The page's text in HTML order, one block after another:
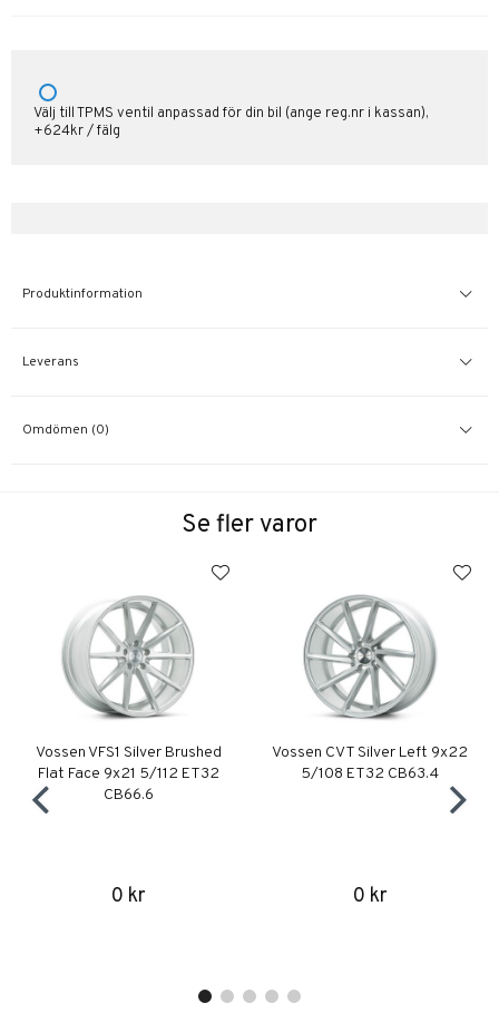
Välj till TPMS ventil anpassad för din bil (ange reg.nr i kassan),
+624kr / fälg
Produktinformation
Leverans
Omdömen (0)
Se fler varor
Vossen VFS1 Silver Brushed
Flat Face 9x21 5/112 ET32
CB66.6
0 kr
Vossen CVT Silver Left 9x22
5/108 ET32 CB63.4
0 kr